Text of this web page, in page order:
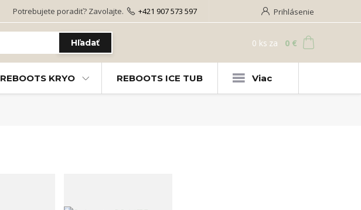
Prihlásenie
Hľadať
Potrebujete poradiť? Zavolajte. +421 907 573 597
0 ks za 0 €
REBOOTS KRYO REBOOTS ICE TUB Viac